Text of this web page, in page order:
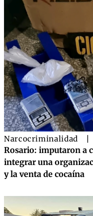
Narcocriminalidad
Rosario: imputaron a
integrar una
y la venta de cocaína